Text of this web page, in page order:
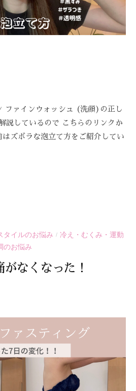
ファインウォッシュ (洗顔)の正し
説しているので こちらのリンクか
ズボラな泡立て方をご紹介してい
タイルのお悩み / 冷え・むくみ・運動
のお悩み
なくなった！